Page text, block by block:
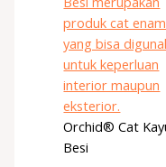
Orchid® Cat
Besi